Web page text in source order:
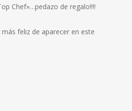
Chef»…pedazo de regalo!!!!
feliz de aparecer en este